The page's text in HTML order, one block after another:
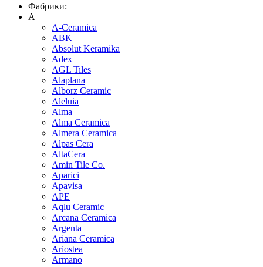
Фабрики:
A
A-Ceramica
ABK
Absolut Keramika
Adex
AGL Tiles
Alaplana
Alborz Ceramic
Aleluia
Alma
Alma Ceramica
Almera Ceramica
Alpas Cera
AltaCera
Amin Tile Co.
Aparici
Apavisa
APE
Aqlu Ceramic
Arcana Ceramica
Argenta
Ariana Ceramica
Ariostea
Armano